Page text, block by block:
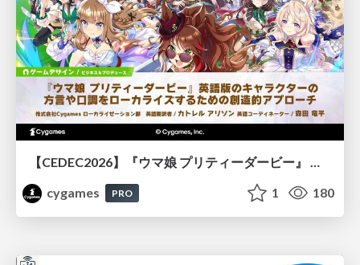
cygames
PRO 1 180